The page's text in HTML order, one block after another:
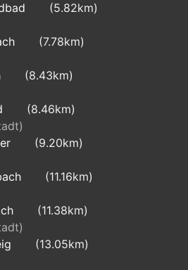
(5.82km)
(7.78km)
(8.43km)
(8.46km)
(9.20km)
(11.16km)
(11.38km)
(13.05km)